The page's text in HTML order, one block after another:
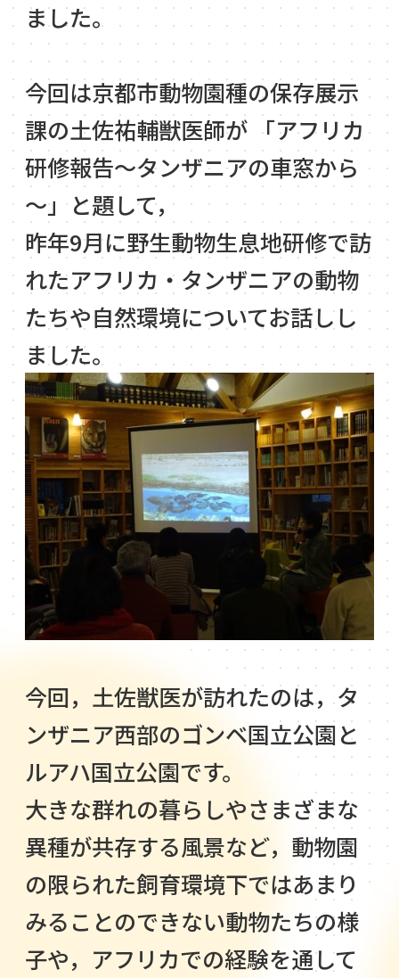
ました。
今回は京都市動物園種の保存展示
課の土佐祐輔獣医師が 「アフリカ
研修報告～タンザニアの車窓から
～」と題して，
昨年9月に野生動物生息地研修で訪
れたアフリカ・タンザニアの動物
たちや自然環境についてお話しし
ました。
今回，土佐獣医が訪れたのは，タ
ンザニア西部のゴンベ国立公園と
ルアハ国立公園です。
大きな群れの暮らしやさまざまな
異種が共存する風景など，動物園
の限られた飼育環境下ではあまり
みることのできない動物たちの様
子や，アフリカでの経験を通して